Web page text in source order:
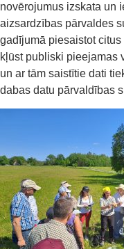
novērojumus izskata un
aizsardzības pārvaldes
gadījumā piesaistot
kļūst publiski pieejamas
un ar tām saistītie dati
dabas datu pārvaldības